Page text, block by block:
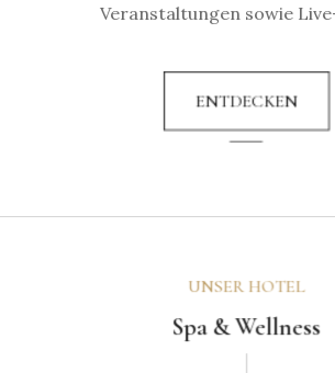
Veranstaltungen sowie
ENTDECKEN
UNSER HOTEL
Spa & Wellness